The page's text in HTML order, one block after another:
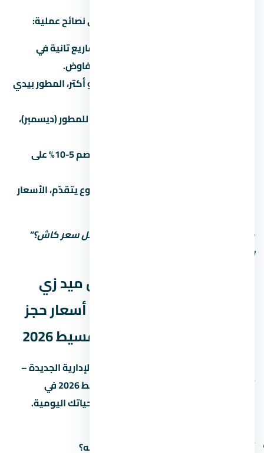
التفاوض على عقار مش حرام، ده حقك. دي نصائح عملية:
قارن بـ 3 مشاريع تانية في
العاصمة الإدارية الجديدة قبل ما تتفاوض.
لو بتشتري وحدتين أو أكتر، المطور بيدي
في آخر السنة المالية للمطور (ديسمبر)،
الدفع كاش بيديك خصم 5-10% على
كل ما المشروع يتقدّم، الأسعار
متستحشمش على السعر الأول. اسأل: “أقل سعر كاش؟”
وشوف الفرق.
المواصلات والوصول لـ مول ميد زي
العاصمة الإدارية الجديدة – أسعار حجز
الوحدات وأفضل أنظمة التقسيط 2026
سهولة الوصول لـ مول ميد زي العاصمة الإدارية الجديدة –
أسعار حجز الوحدات وأفضل أنظمة التقسيط 2026 في
العاصمة الإدارية الجديدة بتأثر على جودة حياتك اليومية.
أقرب طريق محوري وكم دقيقة للوصول له؟